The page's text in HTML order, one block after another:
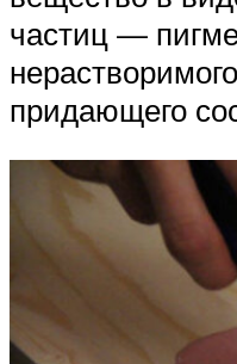
частиц —
придающего